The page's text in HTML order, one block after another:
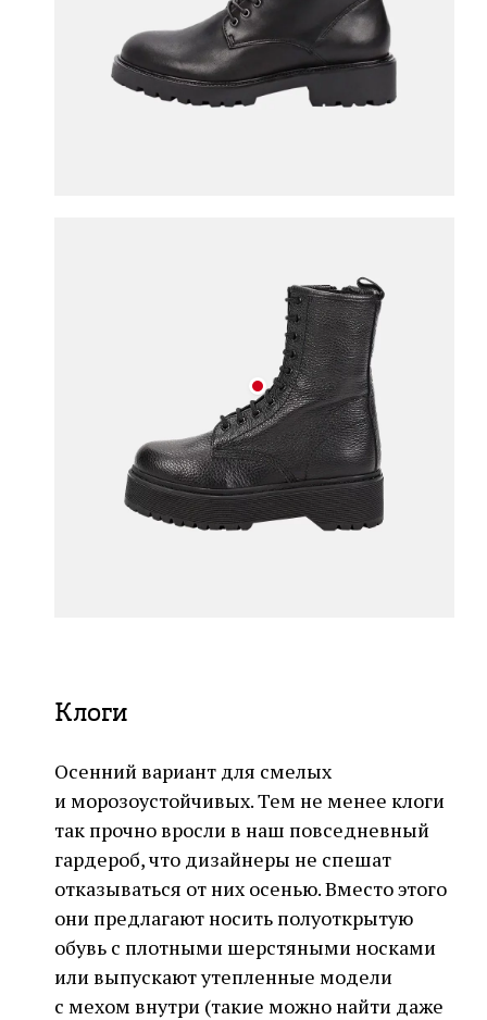
Клоги
Осенний вариант для смелых
и морозоустойчивых. Тем не менее клоги
так прочно вросли в наш повседневный
гардероб, что дизайнеры не спешат
отказываться от них осенью. Вместо этого
они предлагают носить полуоткрытую
обувь с плотными шерстяными носками
или выпускают утепленные модели
с мехом внутри (такие можно найти даже